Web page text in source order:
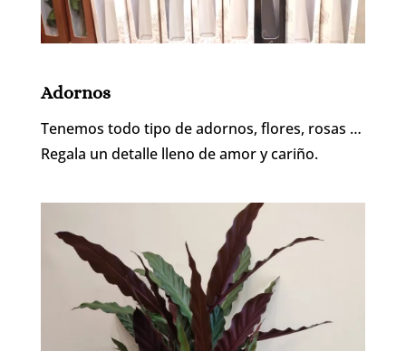
Adornos
Tenemos todo tipo de adornos, flores, rosas …
Regala un detalle lleno de amor y cariño.